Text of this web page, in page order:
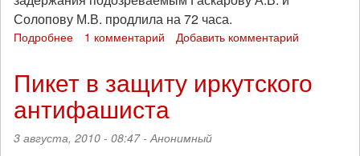
Солопову М.В. продлила на 72 часа.
Подробнее
и
Ермилов
фальсифицируют
протоколы
1 комментарий Добавить комментарий
Пикет в защиту иркутского
антифашиста
3 августа, 2010 - 08:47 -Анонимный